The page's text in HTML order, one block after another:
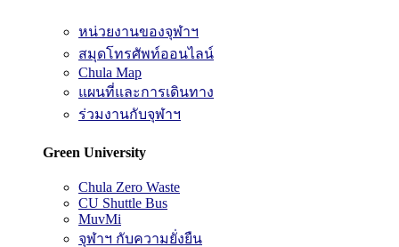
หน่วยงานของจุฬาฯ
สมุดโทรศัพท์ออนไลน์
Chula Map
แผนที่และการเดินทาง
ร่วมงานกับจุฬาฯ
Green University
Chula Zero Waste
CU Shuttle Bus
MuvMi
จุฬาฯ กับความยั่งยืน